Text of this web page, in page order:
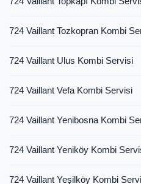
724 Vaillant Tozkopran Kombi
724 Vaillant Ulus Kombi Servisi
724 Vaillant Vefa Kombi Servisi
724 Vaillant Yenibosna Kombi
724 Vaillant Yeniköy Kombi
724 Vaillant Yeşilköy Kombi